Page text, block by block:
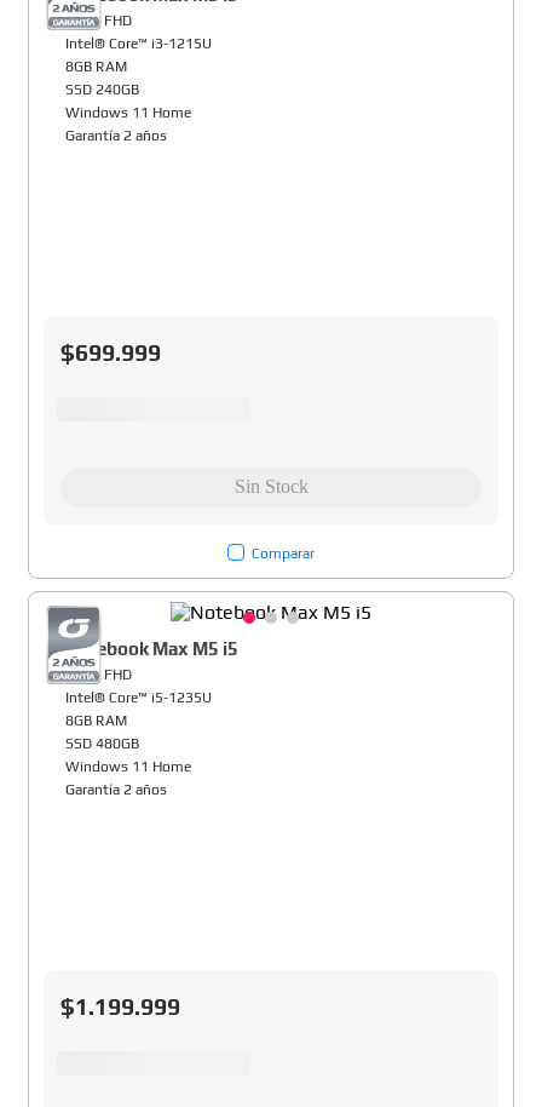
15,6" FHD
Intel® Core™ i3-1215U
8GB RAM
SSD 240GB
Windows 11 Home
Garantía 2 años
$699.999
Comparar
Notebook Max M5 i5
15,6" FHD
Intel® Core™ i5-1235U
8GB RAM
SSD 480GB
Windows 11 Home
Garantía 2 años
$1.199.999